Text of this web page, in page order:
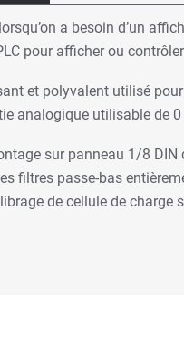
a besoin d’un
pour afficher ou
et polyvalent utilisé
analogique utilisable de 0
sur panneau 1/8
filtres passe-bas
de cellule de charge